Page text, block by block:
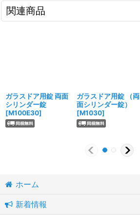
関連商品
ガラスドア用錠 両面
シリンダー錠
[M100E30]
ガラスドア用錠 （両
面シリンダー錠）
[M1030]
ホーム
新着情報